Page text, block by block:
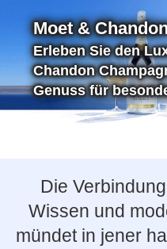
Moet &
Erleben Sie den
Chandon
Genuss für
Die
Wissen und
mündet in jener